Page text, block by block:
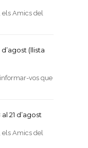
els Amics del
(llista
informar-vos que
21 d’agost
els Amics del